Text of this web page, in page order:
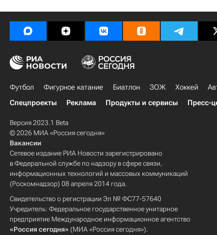
Футбол Фигурное катание Биатлон ЗОЖ Хоккей
Спецпроекты
Реклама Продукты и сервисы Пресс-
Версия 2023.1 Beta
© 2026 МИА «Россия сегодня»
Вакансии
Сетевое издание РИА Новости зарегистрировано
в Федеральной службе по надзору в сфере связи,
информационных технологий и массовых коммуникаций
(Роскомнадзор) 08 апреля 2014 года.
Свидетельство о регистрации Эл № ФС77-57640
Учредитель: Федеральное государственное унитарное
предприятие Международное информационное агентство
«Россия сегодня» (МИА «Россия сегодня»).